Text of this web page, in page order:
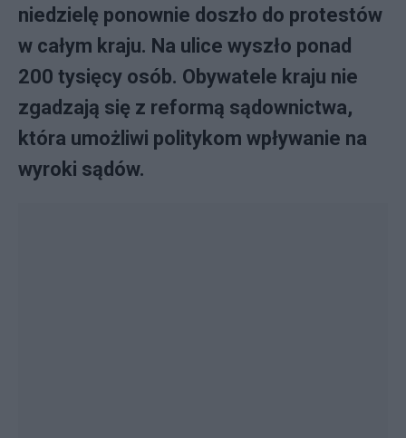
niedzielę ponownie doszło do protestów
w całym kraju. Na ulice wyszło ponad
200 tysięcy osób. Obywatele kraju nie
zgadzają się z reformą sądownictwa,
która umożliwi politykom wpływanie na
wyroki sądów.